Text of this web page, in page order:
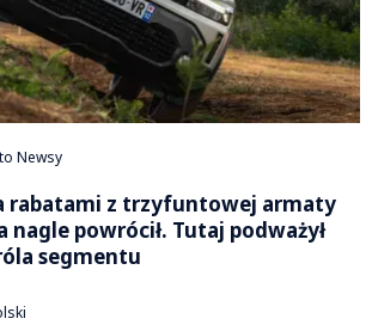
Newsy
rabatami z trzyfuntowej armaty
nagle powrócił. Tutaj podważył
segmentu